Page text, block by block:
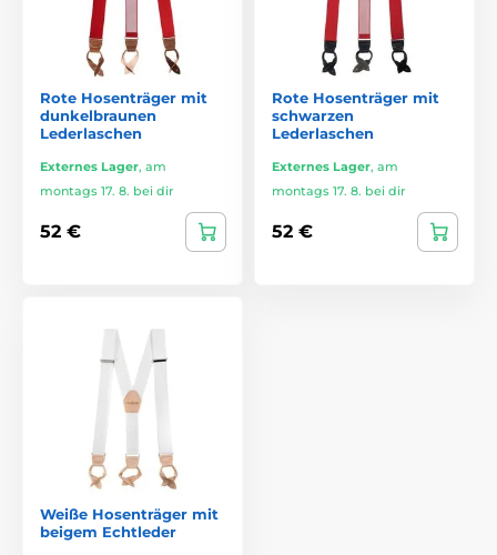
Rote Hosenträger mit
dunkelbraunen
Lederlaschen
Externes Lager, am
montags 17. 8. bei dir
52 €
Rote Hosenträger mit
schwarzen
Lederlaschen
Externes Lager, am
montags 17. 8. bei dir
52 €
Weiße Hosenträger mit
beigem Echtleder